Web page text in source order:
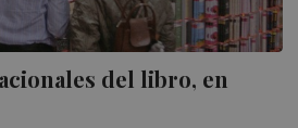
del libro, en